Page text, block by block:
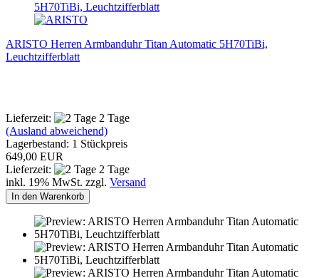
ARISTO Herren Armbanduhr Titan Automatic 5H70TiBi,
Leuchtzifferblatt
Lieferzeit:
2 Tage
(Ausland abweichend)
Lagerbestand: 1 Stückpreis
649,00 EUR
Lieferzeit:
2 Tage
inkl. 19% MwSt. zzgl. Versand
In den Warenkorb